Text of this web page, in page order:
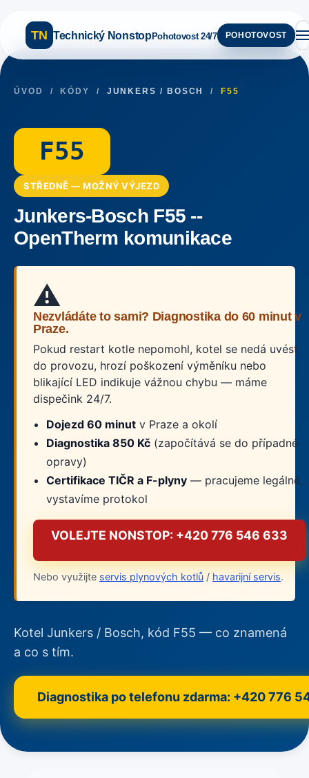
TN Technický NonstopPohotovost 24/7 POHOTOVOST
ÚVOD / KÓDY / JUNKERS / BOSCH / F55
F55
STŘEDNĚ — MOŽNÝ VÝJEZD
Junkers-Bosch F55 --
OpenTherm komunikace
⚠️
Nezvládáte to sami? Diagnostika do 60 minut v
Praze.
Pokud restart kotle nepomohl, kotel se nedá uvést
do provozu, hrozí poškození výměníku nebo
blikající LED indikuje vážnou chybu — máme
dispečink 24/7.
Dojezd 60 minut v Praze a okolí
Diagnostika 850 Kč (započítává se do případné
opravy)
Certifikace TIČR a F-plyny — pracujeme legálně,
vystavíme protokol
VOLEJTE NONSTOP: +420 776 546 633
Nebo využijte servis plynových kotlů / havarijní servis.
Kotel Junkers / Bosch, kód F55 — co znamená
a co s tím.
Diagnostika po telefonu zdarma: +420 776